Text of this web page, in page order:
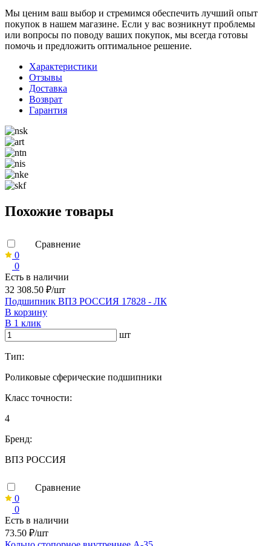
Мы ценим ваш выбор и стремимся обеспечить лучший опыт
покупок в нашем магазине. Если у вас возникнут проблемы
или вопросы по поводу ваших покупок, мы всегда готовы
помочь и предложить оптимальное решение.
Характеристики
Отзывы
Доставка
Возврат
Гарантия
Похожие товары
Сравнение
0
0
Есть в наличии
32 308.50 ₽/шт
Подшипник ВПЗ РОССИЯ 17828 - ЛК
В корзину
В 1 клик
шт
Тип:
Роликовые сферические подшипники
Класс точности:
4
Бренд:
ВПЗ РОССИЯ
Сравнение
0
0
Есть в наличии
73.50 ₽/шт